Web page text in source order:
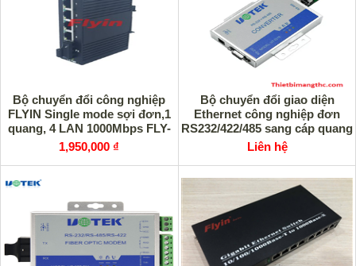
Bộ chuyển đổi công nghiệp
FLYIN Single mode sợi đơn,1
quang, 4 LAN 1000Mbps FLY-
IMCB-1F4T (A)
1,950,000 ₫
Bộ chuyển đổi giao diện
Ethernet công nghiệp đơn
RS232/422/485 sang cáp quang
UOTEK UT-2216 cao cấp
Liên hệ